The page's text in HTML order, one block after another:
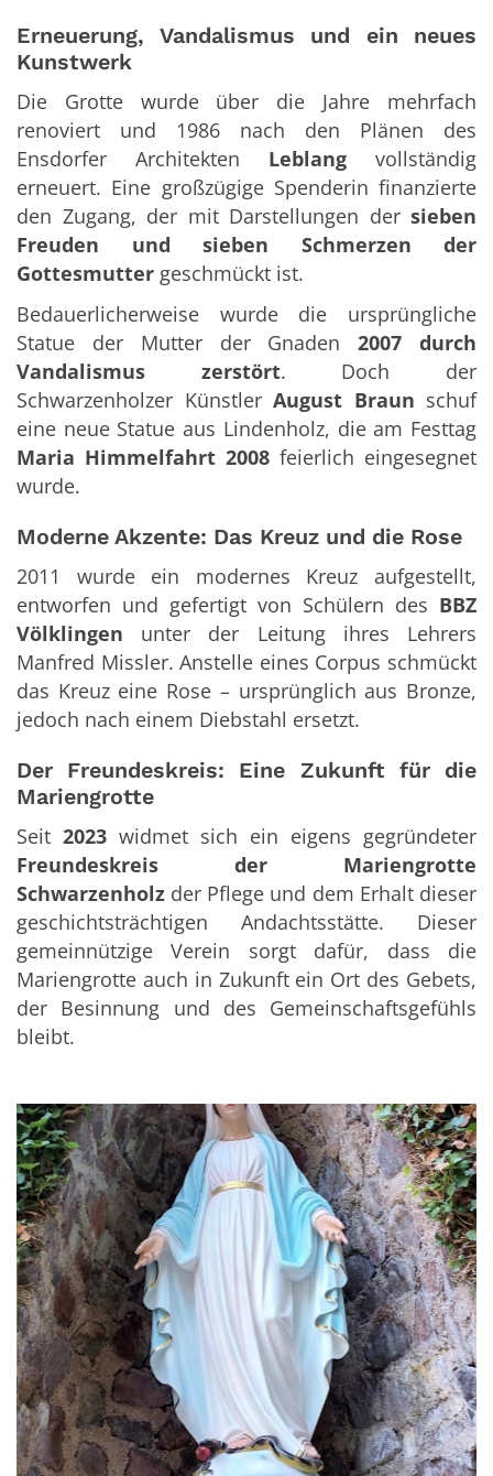
Erneuerung, Vandalismus und ein neues
Kunstwerk
Die Grotte wurde über die Jahre mehrfach
renoviert und 1986 nach den Plänen des
Ensdorfer Architekten Leblang vollständig
erneuert. Eine großzügige Spenderin finanzierte
den Zugang, der mit Darstellungen der sieben
Freuden und sieben Schmerzen der
Gottesmutter geschmückt ist.
Bedauerlicherweise wurde die ursprüngliche
Statue der Mutter der Gnaden2007 durch
Vandalismus zerstört. Doch der
Schwarzenholzer Künstler August Braun schuf
eine neue Statue aus Lindenholz, die am Festtag
Maria Himmelfahrt 2008 feierlich eingesegnet
wurde.
Moderne Akzente: Das Kreuz und die Rose
2011 wurde ein modernes Kreuz aufgestellt,
entworfen und gefertigt von Schülern des BBZ
Völklingen unter der Leitung ihres Lehrers
Manfred Missler. Anstelle eines Corpus schmückt
das Kreuz eine Rose – ursprünglich aus Bronze,
jedoch nach einem Diebstahl ersetzt.
Der Freundeskreis: Eine Zukunft für die
Mariengrotte
Seit 2023 widmet sich ein eigens gegründeter
Freundeskreis der Mariengrotte
Schwarzenholz der Pflege und dem Erhalt dieser
geschichtsträchtigen Andachtsstätte. Dieser
gemeinnützige Verein sorgt dafür, dass die
Mariengrotte auch in Zukunft ein Ort des Gebets,
der Besinnung und des Gemeinschaftsgefühls
bleibt.